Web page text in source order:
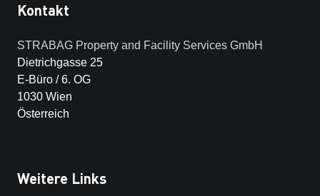
Kontakt
STRABAG Property and Facility Services GmbH
Dietrichgasse 25
E-Büro / 6. OG
1030 Wien
Österreich
Weitere Links